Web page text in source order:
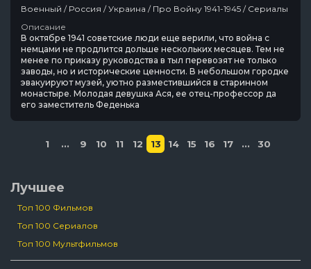
Военный / Россия / Украина / Про Войну 1941-1945 / Сериалы
Описание
В октябре 1941 советские люди еще верили, что война с
немцами не продлится дольше нескольких месяцев. Тем не
менее по приказу руководства в тыл перевозят не только
заводы, но и исторические ценности. В небольшом городке
эвакуируют музей, уютно разместившийся в старинном
монастыре. Молодая девушка Ася, ее отец-профессор да
его заместитель Феденька
1 ... 9 10 11 12 13 14 15 16 17 ... 30
Лучшее
Топ 100 Фильмов
Топ 100 Сериалов
Топ 100 Мультфильмов